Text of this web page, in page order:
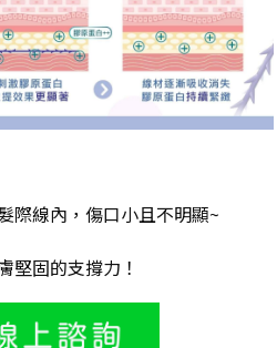
際線內，傷口小且不明顯~
堅固的支撐力！